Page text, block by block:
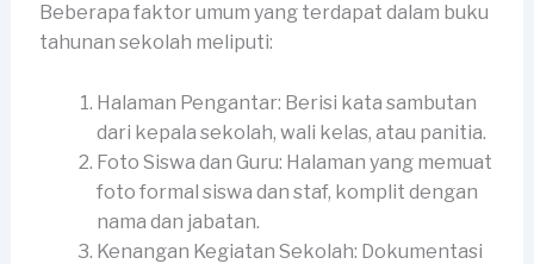
Beberapa faktor umum yang terdapat dalam buku
tahunan sekolah meliputi:
Halaman Pengantar: Berisi kata sambutan
dari kepala sekolah, wali kelas, atau panitia.
Foto Siswa dan Guru: Halaman yang memuat
foto formal siswa dan staf, komplit dengan
nama dan jabatan.
Kenangan Kegiatan Sekolah: Dokumentasi